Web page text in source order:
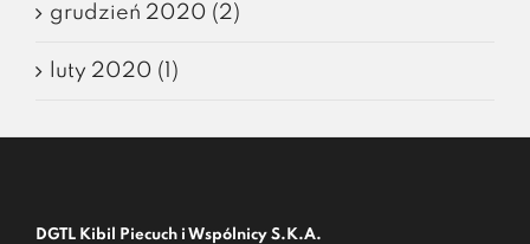
grudzień 2020 (2)
luty 2020 (1)
DGTL Kibil Piecuch i Wspólnicy S.K.A.